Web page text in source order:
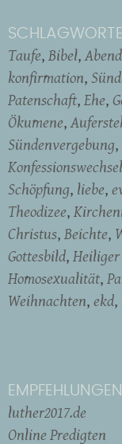
SCHLAGWORTE
Taufe Bibel
konfirmation
Patenschaft Ehe
Ökumene
Sündenvergebung
Konfessionswechsel
Schöpfung liebe
Theodizee
Christus Beichte
Gottesbild Heiliger
Homosexualität
Weihnachten ekd
EMPFEHLUNGEN
luther2017.de
Online Predigten